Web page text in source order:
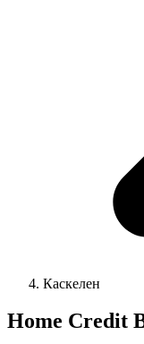
Каскелен
Home Credit